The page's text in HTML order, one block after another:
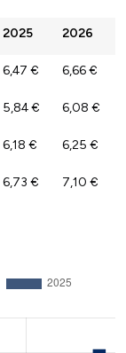
2025 2026
6,47 € 6,66 €
5,84 € 6,08 €
6,18 € 6,25 €
6,73 € 7,10 €